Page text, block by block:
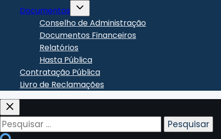
Documentos
Toggle
child
menu
Conselho de Administração
Documentos Financeiros
Relatórios
Hasta Pública
Contratação Pública
Livro de Reclamações
Pesquisar
por: